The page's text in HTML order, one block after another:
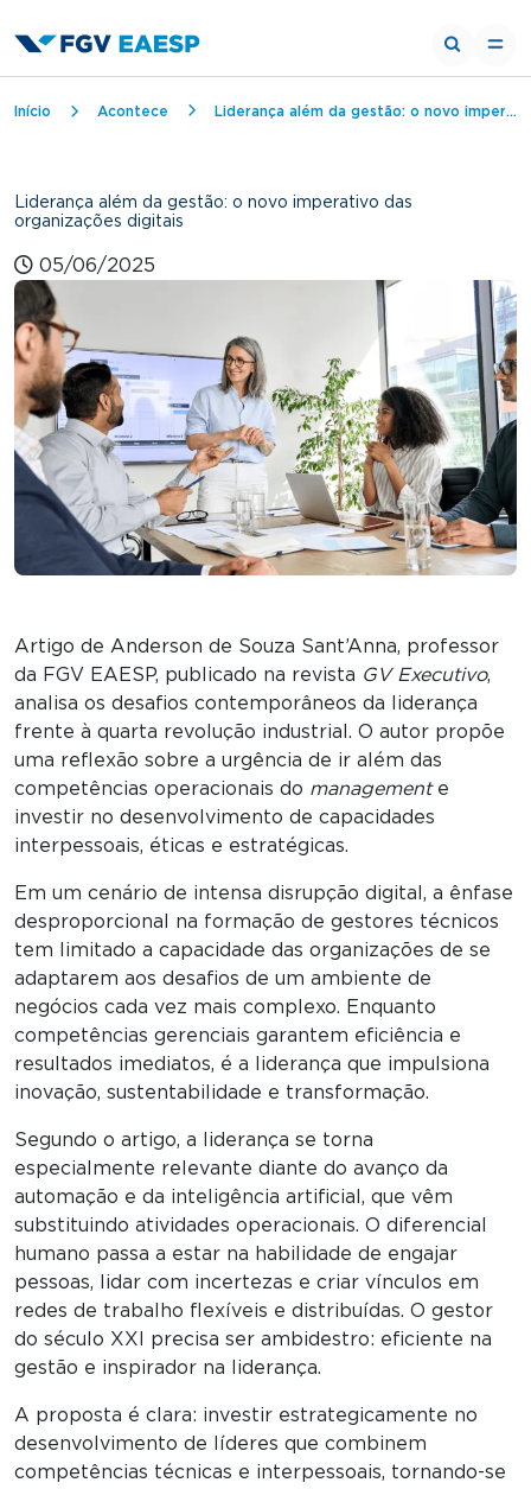
Trilha de navegação
Início Acontece Liderança além da gestão: o novo imperativo das organizações digitais
Liderança além da gestão: o novo imperativo das
organizações digitais
05/06/2025
Artigo de Anderson de Souza Sant’Anna, professor
da FGV EAESP, publicado na revista GV Executivo,
analisa os desafios contemporâneos da liderança
frente à quarta revolução industrial. O autor propõe
uma reflexão sobre a urgência de ir além das
competências operacionais do managemente
investir no desenvolvimento de capacidades
interpessoais, éticas e estratégicas.
Em um cenário de intensa disrupção digital, a ênfase
desproporcional na formação de gestores técnicos
tem limitado a capacidade das organizações de se
adaptarem aos desafios de um ambiente de
negócios cada vez mais complexo. Enquanto
competências gerenciais garantem eficiência e
resultados imediatos, é a liderança que impulsiona
inovação, sustentabilidade e transformação.
Segundo o artigo, a liderança se torna
especialmente relevante diante do avanço da
automação e da inteligência artificial, que vêm
substituindo atividades operacionais. O diferencial
humano passa a estar na habilidade de engajar
pessoas, lidar com incertezas e criar vínculos em
redes de trabalho flexíveis e distribuídas. O gestor
do século XXI precisa ser ambidestro: eficiente na
gestão e inspirador na liderança.
A proposta é clara: investir estrategicamente no
desenvolvimento de líderes que combinem
competências técnicas e interpessoais, tornando-se